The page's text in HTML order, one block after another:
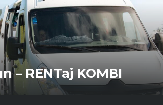
– RENTaj KOMBI